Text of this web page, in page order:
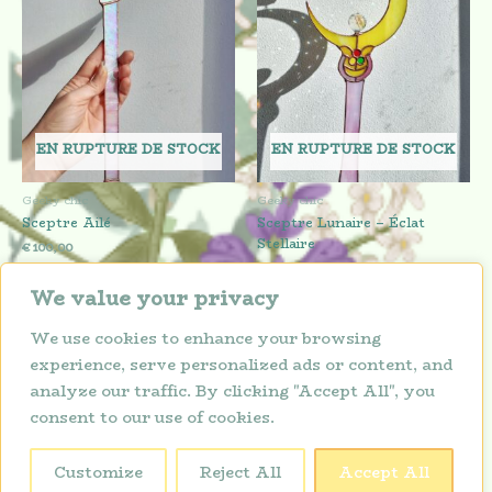
We value your privacy
We use cookies to enhance your browsing
experience, serve personalized ads or content, and
analyze our traffic. By clicking "Accept All", you
consent to our use of cookies.
Customize Reject All Accept All
EN RUPTURE DE STOCK
Geeky chic
Sceptre Ailé
€100,00
Lire la suite
EN RUPTURE DE STOCK
Geeky chic
Sceptre Lunaire – Éclat
Stellaire
€80,00
Politique de confidentialité